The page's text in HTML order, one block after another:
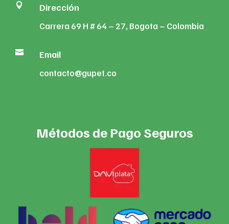
 Dirección
Carrera 69 H # 64 – 27, Bogota – Colombia
 Email
contacto@gupet.co
Métodos de Pago Seguros